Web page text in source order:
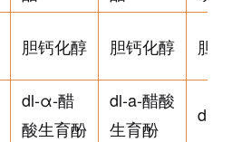
胆钙化醇 胆钙化醇 胆
dl-α-醋
酸生育酚
dl-a-醋酸
生育酚
dl-